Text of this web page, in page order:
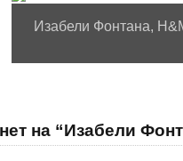
Изабели Фонтана,
на “Изабели